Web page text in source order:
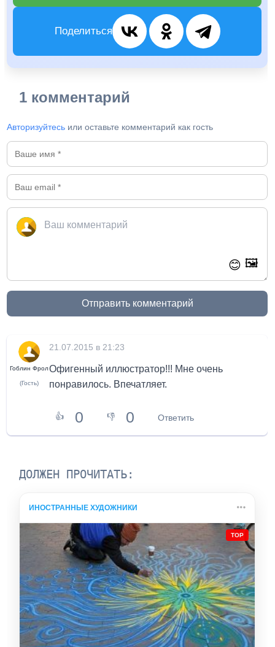
Поделиться
1 комментарий
Авторизуйтесь или оставьте комментарий как гость
😊 🖼️
Отправить комментарий
Гоблин Фрол
(Гость)
21.07.2015 в 21:23
Офигенный иллюстратор!!! Мне очень
понравилось. Впечатляет.
👍 0 👎 0 Ответить
ДОЛЖЕН ПРОЧИТАТЬ:
ИНОСТРАННЫЕ ХУДОЖНИКИ
TOP